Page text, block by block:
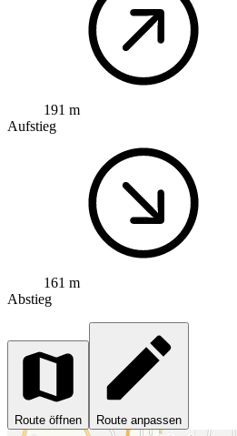
191 m
Aufstieg
161 m
Abstieg
Route öffnen Route anpassen